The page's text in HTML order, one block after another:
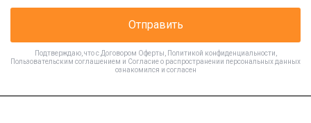
Отправить
Подтверждаю, что с Договором Оферты Политикой конфиденциальности
Пользовательским соглашением и Согласие о распространении персональных данных
ознакомился и согласен